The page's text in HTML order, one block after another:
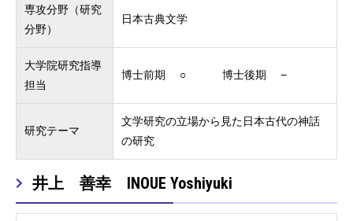
専攻分野（研究
分野）
日本古典文学
大学院研究指導
担当
博士前期 ○ 博士後期 −
研究テーマ
文学研究の立場から見た日本古代の神話
の研究
井上 善幸 INOUE Yoshiyuki